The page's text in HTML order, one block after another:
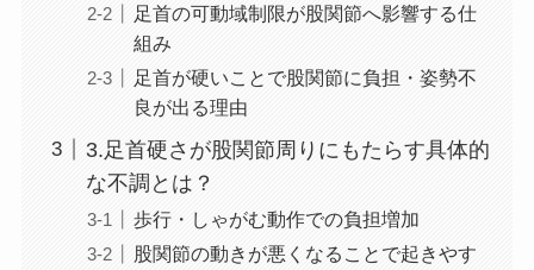
足首の可動域制限が股関節へ影響する仕
組み
足首が硬いことで股関節に負担・姿勢不
良が出る理由
3.足首硬さが股関節周りにもたらす具体的
な不調とは？
歩行・しゃがむ動作での負担増加
股関節の動きが悪くなることで起きやす